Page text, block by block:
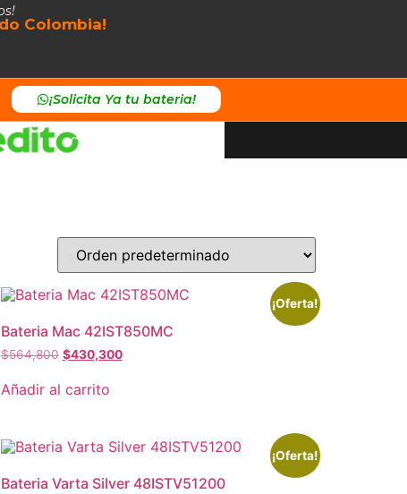
Colombia!
¡Solicita Ya tu bateria!
¡Oferta!
Bateria Mac 42IST850MC
$564,800 $430,300
Añadir al carrito
¡Oferta!
Bateria Varta Silver 48ISTV51200